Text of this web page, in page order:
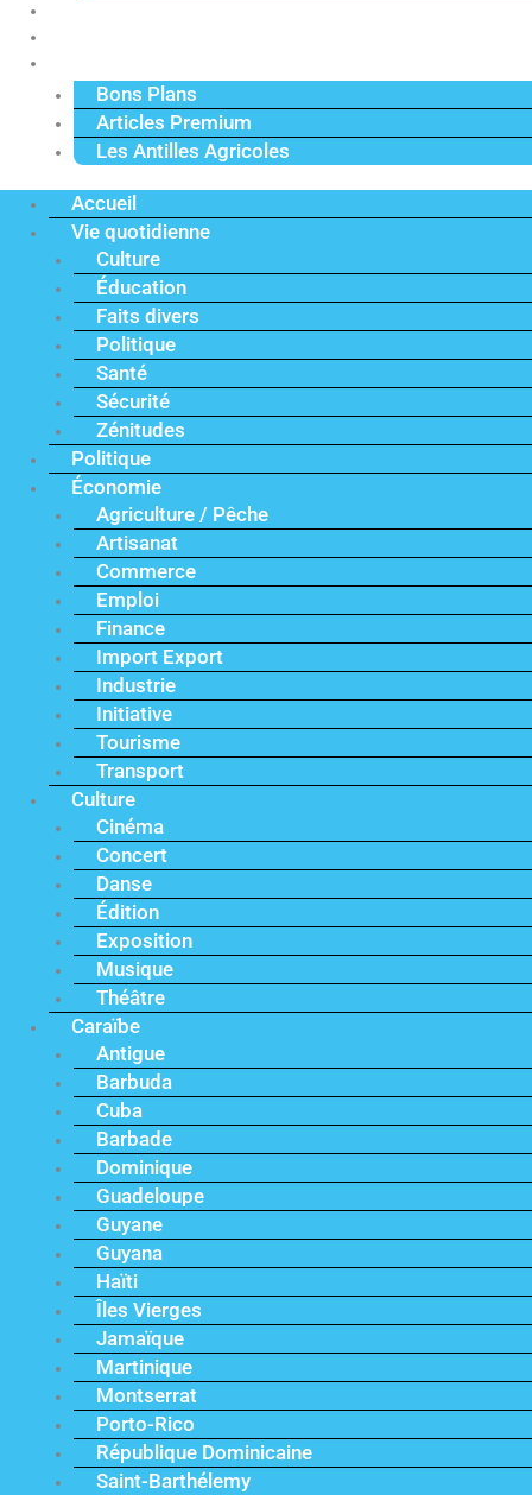
Bons Plans
Articles Premium
Les Antilles Agricoles
Accueil
Vie quotidienne
Culture
Éducation
Faits divers
Politique
Santé
Sécurité
Zénitudes
Politique
Économie
Agriculture / Pêche
Artisanat
Commerce
Emploi
Finance
Import Export
Industrie
Initiative
Tourisme
Transport
Culture
Cinéma
Concert
Danse
Édition
Exposition
Musique
Théâtre
Caraïbe
Antigue
Barbuda
Cuba
Barbade
Dominique
Guadeloupe
Guyane
Guyana
Haïti
Îles Vierges
Jamaïque
Martinique
Montserrat
Porto-Rico
République Dominicaine
Saint-Barthélemy